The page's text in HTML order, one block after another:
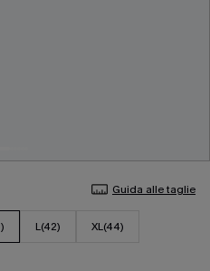
Guida alle taglie
L(42) XL(44)